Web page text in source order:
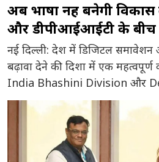
अब भाषा नहीं बनेगी विकास
और डीपीआईआईटी के
नई दिल्ली: देश में डिजिटल
बढ़ावा देने की दिशा में एक
India Bhashini Division और
Promotion of Industry and
समझौता ज्ञापन (MoU) पर
उद्देश्य निवेश, उद्योग, स्टार्टअप और
प्लेटफॉर्मों पर […]